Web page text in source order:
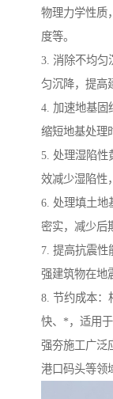
物理力学性质
度等。
3. 消除不均匀
匀沉降，提高
4. 加速地基固
缩短地基处理
5. 处理湿陷性
效减少湿陷性
6. 处理填土地
密实，减少后
7. 提高抗震性
强建筑物在地
8. 节约成本：
快、*，适用于
强夯施工广泛
港口码头等领